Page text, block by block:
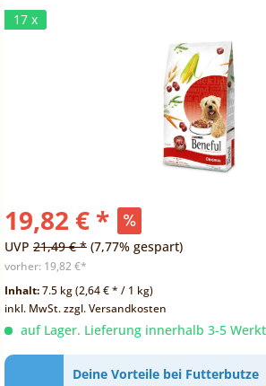
17 x
19,82 € *
UVP 21,49 € * (7,77% gespart)
vorher: 19,82 €*
Inhalt:7.5 kg (2,64 € * / 1 kg)
inkl. MwSt.zzgl. Versandkosten
auf Lager. Lieferung innerhalb 3-5
Deine Vorteile bei Futterbutze